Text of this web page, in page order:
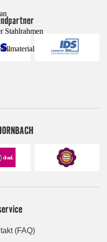
Stahlrahmen
(FAQ)